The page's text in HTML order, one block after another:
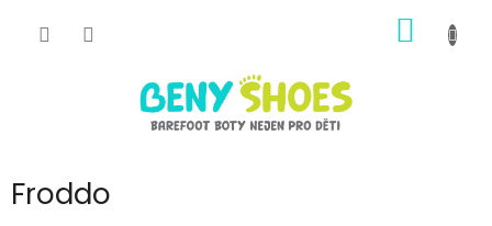
KOŠÍK
Froddo